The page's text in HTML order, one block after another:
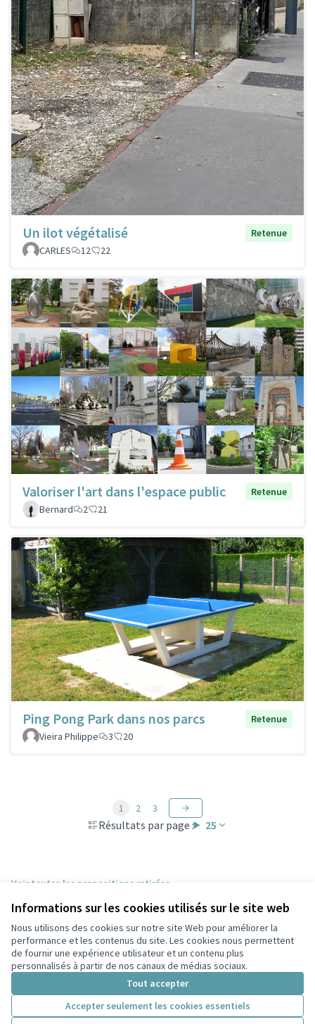
Informations sur les cookies utilisés sur le site web
Nous utilisons des cookies sur notre site Web pour améliorer la
performance et les contenus du site. Les cookies nous permettent
de fournir une expérience utilisateur et un contenu plus
personnalisés à partir de nos canaux de médias sociaux.
Tout accepter
Accepter seulement les cookies essentiels
Un ilot végétalisé
Retenue
CARLES
12 22
Valoriser l'art dans l'espace public
Retenue
Bernard
2 21
Ping Pong Park dans nos parcs
Retenue
Vieira Philippe
3 20
Résultats par page : 25
1 2 3
Voir toutes les propositions retirées
Conditions d'utilisation
Paramètres des cookies
Participez Villeurbanne sur X
(Lien externe)
Participez Villeurbanne sur Facebook
Participez Villeurbanne sur Instagram
Participez Villeurbanne sur YouTube
(Lien externe)
Licence
(Lien